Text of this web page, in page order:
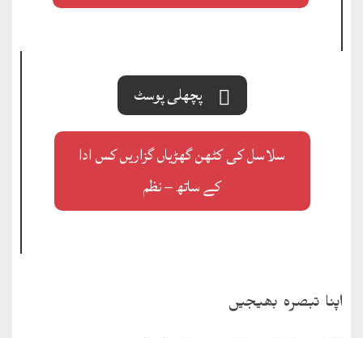
پچھلی پوسٹ
سلاسل کی کٹھن گھڑیاں گزاریں کس ادا
کے ساتھ – نظم
اپنا تبصرہ بھیجیں